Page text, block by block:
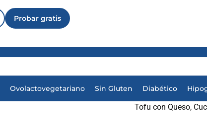
Probar gratis
Ovolactovegetariano Sin Gluten Diabético